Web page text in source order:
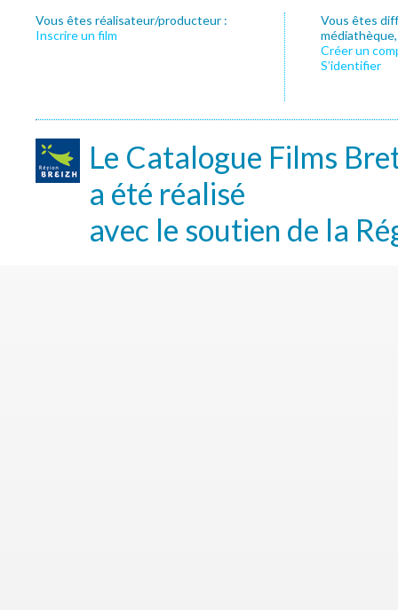
Vous êtes réalisateur/producteur :
Inscrire un film
Vous êtes
Créer un
S’identifier
Le Catalogue Films
a été réalisé
avec le soutien de la